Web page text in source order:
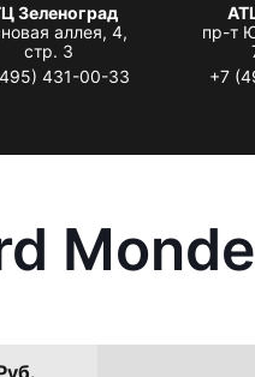
Зеленоград
аллея, 4,
стр. 3
431-00-33
пр-т
+7